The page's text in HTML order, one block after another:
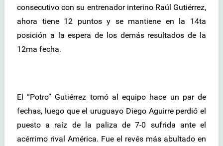
consecutivo con su entrenador interino Raúl Gutiérrez,
ahora tiene 12 puntos y se mantiene en la 14ta
posición a la espera de los demás resultados de la
12ma fecha.
El “Potro” Gutiérrez tomó al equipo hace un par de
fechas, luego que el uruguayo Diego Aguirre perdió el
puesto a raíz de la paliza de 7-0 sufrida ante el
acérrimo rival América. Fue el revés más abultado en